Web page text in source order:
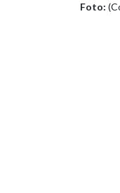
Foto: